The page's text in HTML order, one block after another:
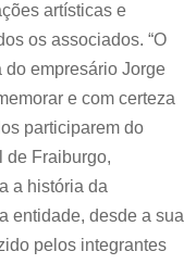
artísticas e
os associados. “O
do empresário Jorge
e com certeza
participarem do
de Fraiburgo,
a história da
entidade, desde a sua
pelos integrantes